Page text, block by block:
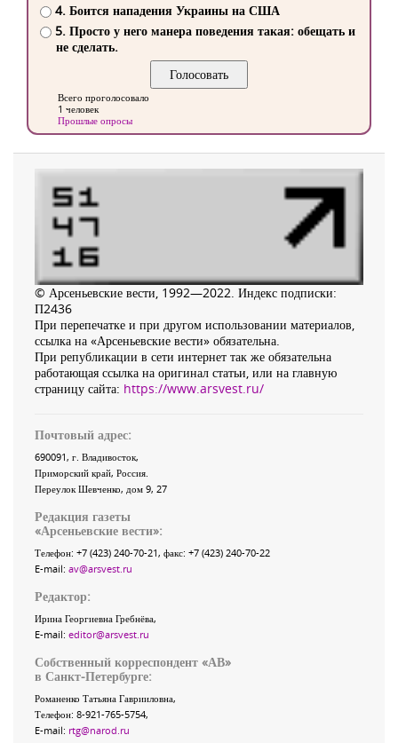
4. Боится нападения Украины на США
5. Просто у него манера поведения такая: обещать и
не сделать.
Всего проголосовало
1 человек
Прошлые опросы
© Арсеньевские вести, 1992—2022. Индекс подписки:
П2436
При перепечатке и при другом использовании материалов,
ссылка на «Арсеньевские вести» обязательна.
При републикации в сети интернет так же обязательна
работающая ссылка на оригинал статьи, или на главную
страницу сайта: https://www.arsvest.ru/
Почтовый адрес:
690091, г. Владивосток,
Приморский край, Россия
Переулок Шевченко, дом 9, 27
Редакция газеты
«Арсеньевские вести»:
Телефон: +7 (423) 240-70-21, факс: +7 (423) 240-70-22
E-mail: av@arsvest.ru
Редактор:
Ирина Георгиевна Гребнёва,
E-mail: editor@arsvest.ru
Собственный корреспондент «АВ»
в Санкт-Петербурге:
Романенко Татьяна Гаврииловна,
Телефон: 8-921-765-5754,
E-mail: rtg@narod.ru